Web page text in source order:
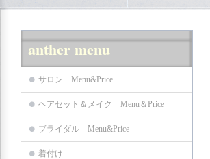
anther menu
サロン Menu&Price
ヘアセット＆メイク Menu＆Price
ブライダル Menu&Price
着付け